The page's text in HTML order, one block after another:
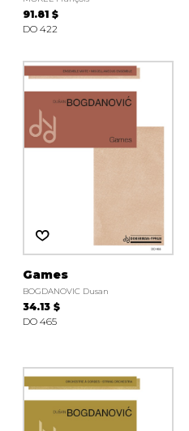
91.81 $
DO 422
Games
BOGDANOVIC Dusan
34.13 $
DO 465